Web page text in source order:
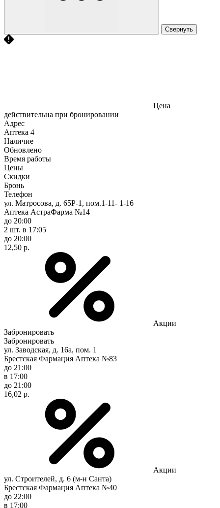
Свернуть
Цена
действительна при бронировании
Адрес
Аптека 4
Наличие
Обновлено
Время работы
Цены
Скидки
Бронь
Телефон
ул. Матросова, д. 65Р-1, пом.1-11- 1-16
Аптека АстраФарма №14
до 20:00
2 шт. в 17:05
до 20:00
12,50 р.
Акции
Забронировать
Забронировать
ул. Заводская, д. 16а, пом. 1
Брестская Фармация Аптека №83
до 21:00
в 17:00
до 21:00
16,02 р.
Акции
ул. Строителей, д. 6 (м-н Санта)
Брестская Фармация Аптека №40
до 22:00
в 17:00